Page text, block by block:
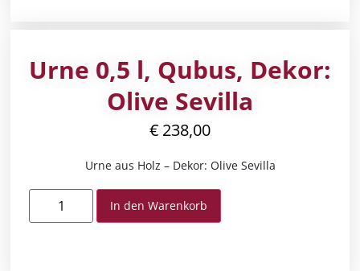
Urne 0,5 l, Qubus, Dekor:
Olive Sevilla
€ 238,00
Urne aus Holz – Dekor: Olive Sevilla
In den Warenkorb